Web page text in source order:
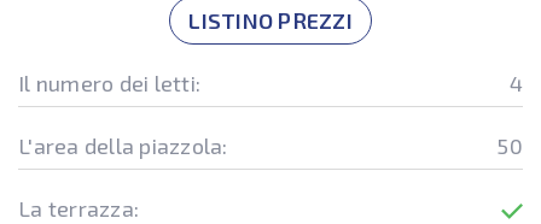
LISTINO PREZZI
Il numero dei letti: 4
L'area della piazzola: 50
La terrazza: